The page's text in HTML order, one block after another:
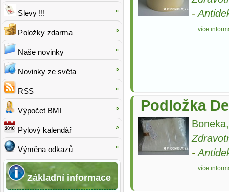
-
... více
Podložka
-
... více
Slevy !!!
Položky zdarma
Naše novinky
Novinky ze světa
RSS
Výpočet BMI
Pylový kalendář
Výměna odkazů
Základní informace